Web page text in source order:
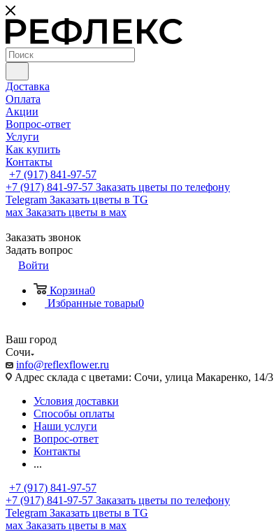
Доставка
Оплата
Акции
Вопрос-ответ
Услуги
Как купить
Контакты
+7 (917) 841-97-57
+7 (917) 841-97-57 Заказать цветы по телефону
Telegram Заказать цветы в TG
мах Заказать цветы в мах
Заказать звонок
Задать вопрос
Войти
Корзина0
Избранные товары0
Ваш город
Сочи
info@reflexflower.ru
Адрес склада с цветами: Сочи, улица Макаренко, 14/3
Условия доставки
Способы оплаты
Наши услуги
Вопрос-ответ
Контакты
...
+7 (917) 841-97-57
+7 (917) 841-97-57 Заказать цветы по телефону
Telegram Заказать цветы в TG
мах Заказать цветы в мах